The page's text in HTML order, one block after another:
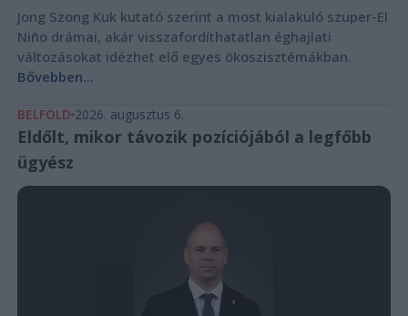
Jong Szong Kuk kutató szerint a most kialakuló szuper-El
Niño drámai, akár visszafordíthatatlan éghajlati
változásokat idézhet elő egyes ökoszisztémákban.
Bővebben...
BELFÖLD 2026. augusztus 6.
Eldőlt, mikor távozik pozíciójából a legfőbb
ügyész